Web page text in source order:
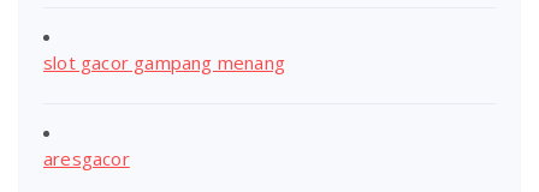
slot gacor gampang menang
aresgacor